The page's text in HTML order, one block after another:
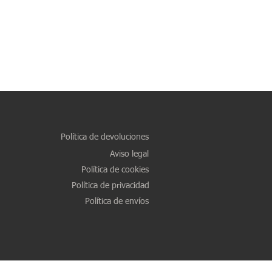
Política de devoluciones
Aviso legal
Política de cookies
Política de privacidad
Política de envíos